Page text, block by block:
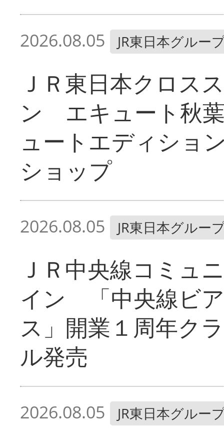
2026.08.05 JR東日本グルー
ＪＲ東日本クロス
ン エキュート秋
ュートエディショ
ショップ
2026.08.05 JR東日本グルー
ＪＲ中央線コミュ
イン 「中央線ビ
ス」開業１周年ク
ル発売
2026.08.05 JR東日本グルー